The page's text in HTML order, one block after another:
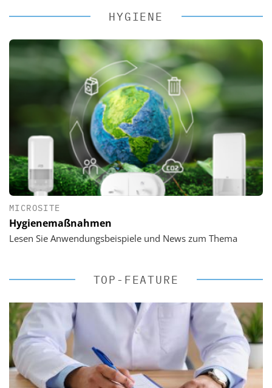
HYGIENE
MICROSITE
Hygienemaßnahmen
Lesen Sie Anwendungsbeispiele und News zum Thema
TOP-FEATURE